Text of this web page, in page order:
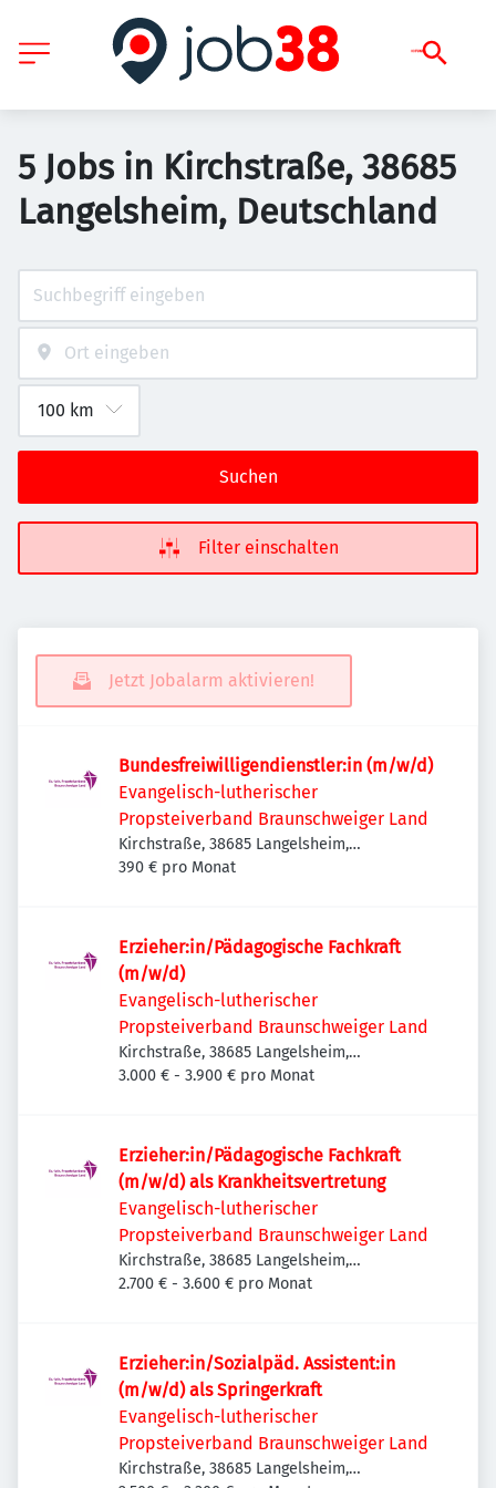
5 Jobs in Kirchstraße, 38685
Langelsheim, Deutschland
Suchen
Filter einschalten
Jetzt Jobalarm aktivieren!
Bundesfreiwilligendienstler:in (m/w/d)
Evangelisch-lutherischer
Propsteiverband Braunschweiger Land
Kirchstraße, 38685 Langelsheim,
Deutschland
390 € pro Monat
Erzieher:in/Pädagogische Fachkraft
(m/w/d)
Evangelisch-lutherischer
Propsteiverband Braunschweiger Land
Kirchstraße, 38685 Langelsheim,
Deutschland
3.000 € - 3.900 € pro Monat
Erzieher:in/Pädagogische Fachkraft
(m/w/d) als Krankheitsvertretung
Evangelisch-lutherischer
Propsteiverband Braunschweiger Land
Kirchstraße, 38685 Langelsheim,
Deutschland
2.700 € - 3.600 € pro Monat
Erzieher:in/Sozialpäd. Assistent:in
(m/w/d) als Springerkraft
Evangelisch-lutherischer
Propsteiverband Braunschweiger Land
Kirchstraße, 38685 Langelsheim,